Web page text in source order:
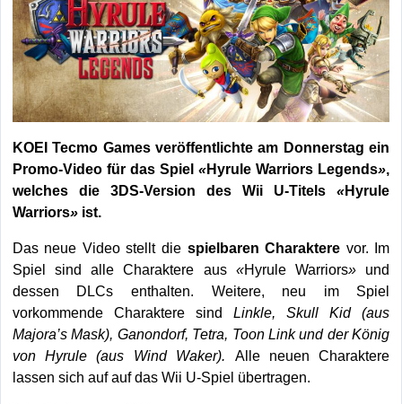
KOEI Tecmo Games veröffentlichte am Donnerstag ein
Promo-Video für das Spiel«Hyrule Warriors Legends»,
welches die 3DS-Version des Wii U-Titels«Hyrule
Warriors»ist.
Das neue Video stellt die spielbaren Charaktere vor. Im
Spiel sind alle Charaktere aus «Hyrule Warriors» und
dessen DLCs enthalten. Weitere, neu im Spiel
vorkommende Charaktere sind Linkle, Skull Kid (aus
Majora’s Mask), Ganondorf, Tetra, Toon Link und der König
von Hyrule (aus Wind Waker). Alle neuen Charaktere
lassen sich auf auf das Wii U-Spiel übertragen.